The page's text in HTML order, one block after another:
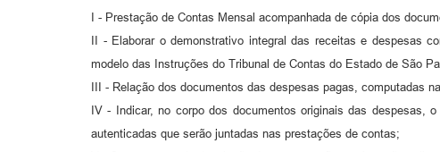
I - Prestação de Contas Mensal acompanhada de cópia dos
II - Elaborar o demonstrativo integral das receitas e despesas
modelo das Instruções do Tribunal de Contas do Estado de São
III - Relação dos documentos das despesas pagas, computadas
IV - Indicar, no corpo dos documentos originais das despesas,
autenticadas que serão juntadas nas prestações de contas;